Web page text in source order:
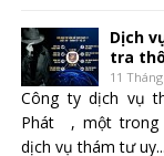
Dịch
tra
11
Công ty dịch vụ
Phát , một trong
dịch vụ thám tư uy...